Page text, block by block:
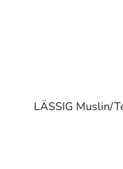
LÄSSIG Muslin/